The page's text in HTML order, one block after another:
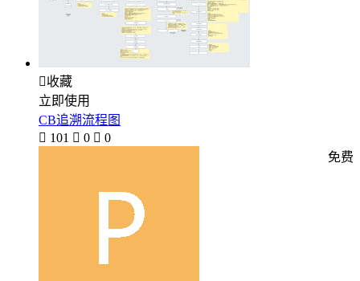
收藏
立即使用
CB追溯流程图
 101  0  0
免费